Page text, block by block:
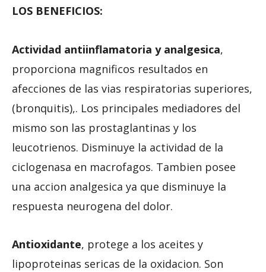
LOS BENEFICIOS:
Actividad antiinflamatoria y analgesica,
proporciona magnificos resultados en
afecciones de las vias respiratorias superiores,
(bronquitis),. Los principales mediadores del
mismo son las prostaglantinas y los
leucotrienos. Disminuye la actividad de la
ciclogenasa en macrofagos. Tambien posee
una accion analgesica ya que disminuye la
respuesta neurogena del dolor.
Antioxidante, protege a los aceites y
lipoproteinas sericas de la oxidacion. Son